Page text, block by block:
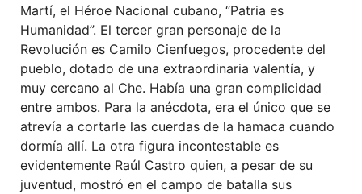
Martí, el Héroe Nacional cubano, “Patria es
Humanidad”. El tercer gran personaje de la
Revolución es Camilo Cienfuegos, procedente del
pueblo, dotado de una extraordinaria valentía, y
muy cercano al Che. Había una gran complicidad
entre ambos. Para la anécdota, era el único que se
atrevía a cortarle las cuerdas de la hamaca cuando
dormía allí. La otra figura incontestable es
evidentemente Raúl Castro quien, a pesar de su
juventud, mostró en el campo de batalla sus